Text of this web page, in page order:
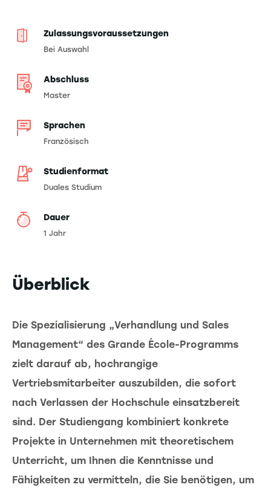
Zulassungsvoraussetzungen
Bei Auswahl
Abschluss
Master
Sprachen
Französisch
Studienformat
Duales Studium
Dauer
1 Jahr
Überblick
Die Spezialisierung „Verhandlung und Sales
Management“ des Grande École-Programms
zielt darauf ab, hochrangige
Vertriebsmitarbeiter auszubilden, die sofort
nach Verlassen der Hochschule einsatzbereit
sind. Der Studiengang kombiniert konkrete
Projekte in Unternehmen mit theoretischem
Unterricht, um Ihnen die Kenntnisse und
Fähigkeiten zu vermitteln, die Sie benötigen, um